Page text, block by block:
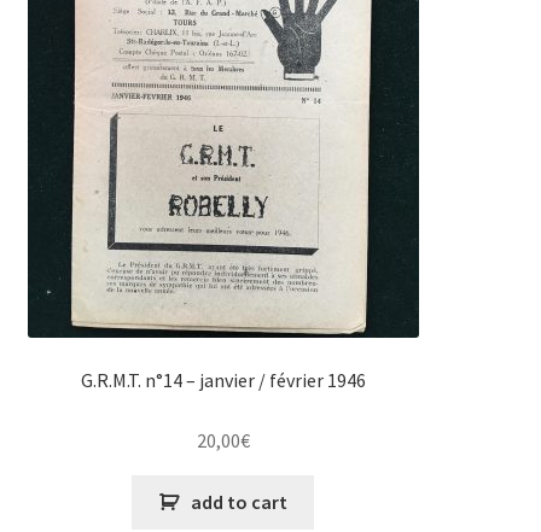
G.R.M.T. n°14 – janvier / février 1946
20,00€
add to cart